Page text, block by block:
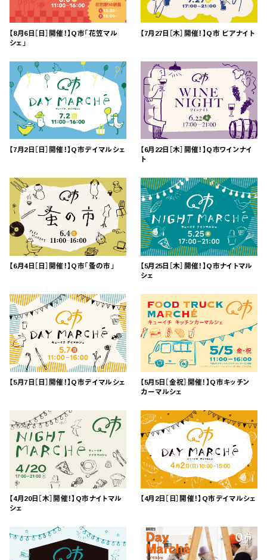
【8月6日［日］開催！】Q市「花笠マル
シェ」
【7月27日［木］開催！】Q市 ビアナイト
【7月2日［日］開催！】Q市デイマルシェ
【6月22日［木］開催！】Q市ワインナイ
ト
【6月4日［日］開催！】Q市「蚤の市」
【5月25日［木］開催！】Q市ナイトマル
シェ
【5月7日［日］開催！】Q市デイマルシェ
【5月5日［金祝］開催！】Q市キッチン
カーマルシェ
【4月20日［木］開催！】Q市ナイトマル
シェ
【4月2日［日］開催！】Q市デイマルシェ